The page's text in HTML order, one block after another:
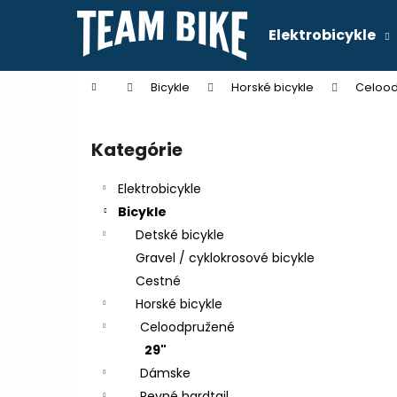
Elektrobicykle
Domov Bicykle Horské bicykle
Preskočiť
kategórie
Kategórie
Elektrobicykle
Bicykle
Detské bicykle
Gravel / cyklokrosové bicykle
Cestné
Horské bicykle
Celoodpružené
29"
Dámske
í
Späť
do
Späť
do